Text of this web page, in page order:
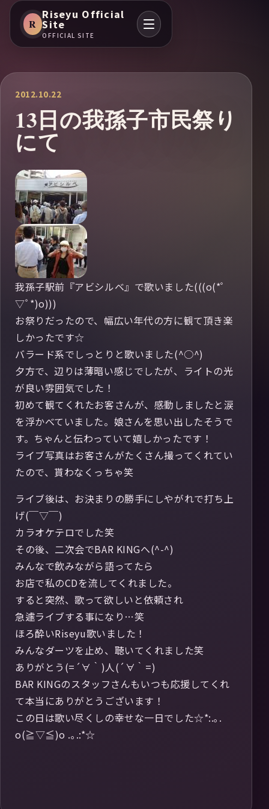
R
Riseyu Official
Site
OFFICIAL SITE
2012.10.22
13日の我孫子市民祭り
にて
我孫子駅前『アビシルベ』で歌いました(((o(*ﾟ
▽ﾟ*)o)))
お祭りだったので、幅広い年代の方に観て頂き楽
しかったです☆
バラード系でしっとりと歌いました(^○^)
夕方で、辺りは薄暗い感じでしたが、ライトの光
が良い雰囲気でした！
初めて観てくれたお客さんが、感動しましたと涙
を浮かべていました。娘さんを思い出したそうで
す。ちゃんと伝わっていて嬉しかったです！
ライブ写真はお客さんがたくさん撮ってくれてい
たので、貰わなくっちゃ笑
ライブ後は、お決まりの勝手にしやがれで打ち上
げ(￣▽￣)
カラオケテロでした笑
その後、二次会でBAR KINGへ(^-^)
みんなで飲みながら語ってたら
お店で私のCDを流してくれました。
すると突然、歌って欲しいと依頼され
急遽ライブする事になり…笑
ほろ酔いRiseyu歌いました！
みんなダーツを止め、聴いてくれました笑
ありがとう(=´∀｀)人(´∀｀=)
BAR KINGのスタッフさんもいつも応援してくれ
て本当にありがとうございます！
この日は歌い尽くしの幸せな一日でした☆*:.｡.
o(≧▽≦)o .｡.:*☆